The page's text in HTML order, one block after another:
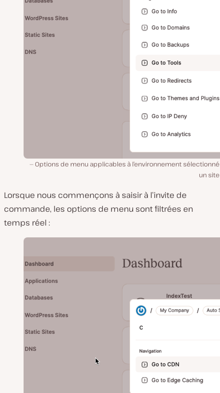
Options de menu applicables à l’environnement
un
Lorsque nous commençons à saisir à l’invite de
commande, les options de menu sont filtrées en
temps réel :